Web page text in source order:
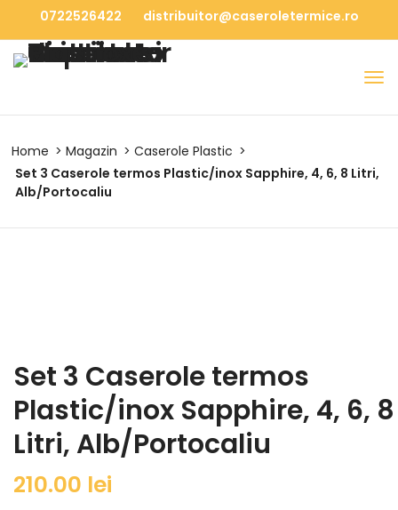
0722526422 distribuitor@caseroletermice.ro
Home Magazin
Caserole Plastic
Set 3 Caserole termos Plastic/inox Sapphire, 4, 6, 8 Litri,
Alb/Portocaliu
Set 3 Caserole termos
Plastic/inox Sapphire, 4, 6, 8
Litri, Alb/Portocaliu
210.00 lei